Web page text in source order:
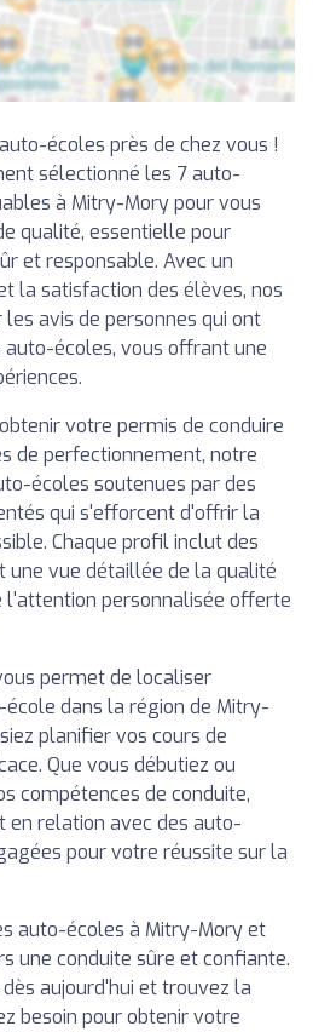
écoles près de chez vous !
sélectionné les 7 auto-
à Mitry-Mory pour vous
qualité, essentielle pour
et responsable. Avec un
la satisfaction des élèves, nos
avis de personnes qui ont
écoles, vous offrant une
votre permis de conduire
de perfectionnement, notre
écoles soutenues par des
qui s'efforcent d'offrir la
Chaque profil inclut des
une vue détaillée de la qualité
l'attention personnalisée offerte
permet de localiser
dans la région de Mitry-
planifier vos cours de
Que vous débutiez ou
compétences de conduite,
en relation avec des auto-
pour votre réussite sur la
auto-écoles à Mitry-Mory et
une conduite sûre et confiante.
aujourd'hui et trouvez la
besoin pour obtenir votre